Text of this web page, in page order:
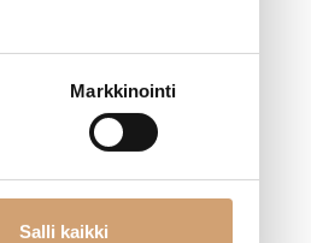
Markkinointi
Salli kaikki